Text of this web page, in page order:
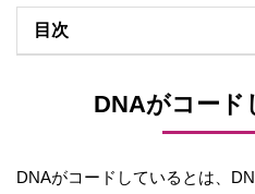
目次
DNAがコード
DNAがコードしているとは、